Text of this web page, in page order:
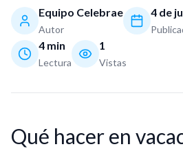
Equipo Celebrae
Autor
4 de
4 min
Lectura
1
Vistas
Qué hacer en